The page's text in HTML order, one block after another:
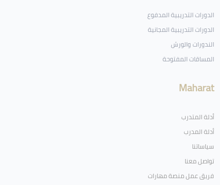
الدورات التدريبية المدفوع
الدورات التدريبية المجانية
الندورات والورش
المساقات المفتوحة
Maharat
أدلة المتدرب
أدلة المدرب
سياساتنا
تواصل معنا
فريق عمل منصة مهارات